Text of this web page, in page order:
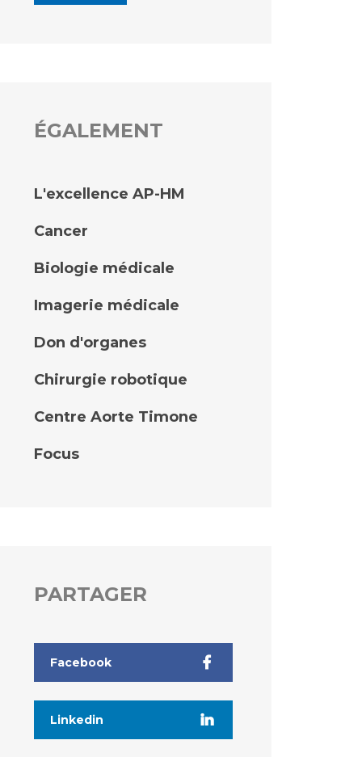
ÉGALEMENT
L'excellence AP-HM
Cancer
Biologie médicale
Imagerie médicale
Don d'organes
Chirurgie robotique
Centre Aorte Timone
Focus
PARTAGER
Facebook
Linkedin